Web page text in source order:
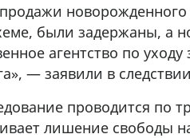
были задержаны, а
агентство по
— заявили в
проводится по
лишение свободы